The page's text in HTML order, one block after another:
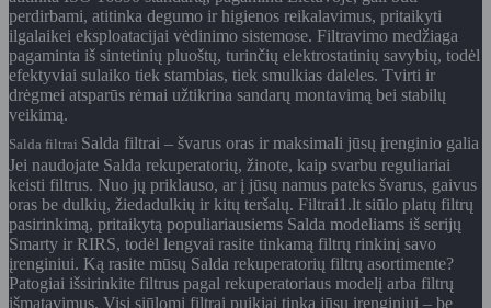
perdirbami, atitinka degumo ir higienos reikalavimus, pritaikyti
ilgalaikei eksploatacijai vėdinimo sistemose. Filtravimo medžiaga
pagaminta iš sintetinių pluoštų, turinčių elektrostatinių savybių, todėl
efektyviai sulaiko tiek stambias, tiek smulkias daleles. Tvirti ir
drėgmei atsparūs rėmai užtikrina sandarų montavimą bei stabilų
veikimą.
Salda filtrai Salda filtrai – švarus oras ir maksimali jūsų įrenginio galia
Jei naudojate Salda rekuperatorių, žinote, kaip svarbu reguliariai
keisti filtrus. Nuo jų priklauso, ar į jūsų namus pateks švarus, gaivus
oras be dulkių, žiedadulkių ir kitų teršalų. Filtrai1.lt siūlo platų filtrų
pasirinkimą, pritaikytą populiariausiems Salda modeliams iš serijų
Smarty ir RIRS, todėl lengvai rasite tinkamą filtrų rinkinį savo
įrenginiui. Ką rasite mūsų Salda rekuperatorių filtrų asortimente?
Patogiai išsirinkite filtrus pagal rekuperatoriaus modelį arba filtrų
išmatavimus. Visi siūlomi filtrai puikiai tinka jūsų įrenginiui – be